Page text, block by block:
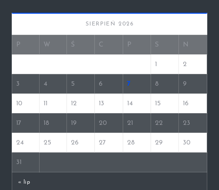
SIERPIEŃ 2026
P W Ś C P S N
2
3 4 5 6 7 8 9
10 12 13 14 15 16
17 18 19 20 21 22 23
24 25 26 27 28 29 30
31
« lip